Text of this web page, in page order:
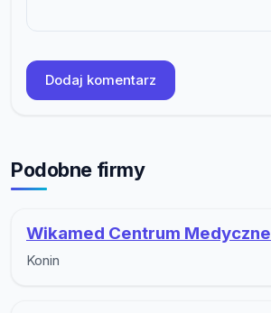
Dodaj komentarz
Podobne firmy
Wikamed Centrum Medyczne
Konin